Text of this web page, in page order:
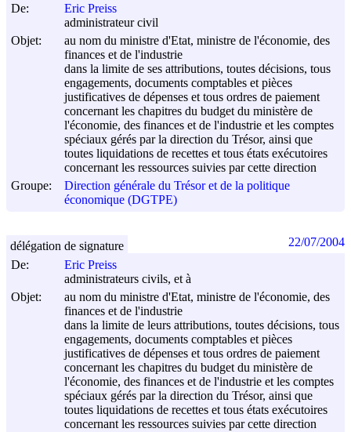
De:
Eric Preiss
administrateur civil
Objet:
au nom du ministre d'Etat, ministre de l'économie, des
finances et de l'industrie
dans la limite de ses attributions, toutes décisions, tous
engagements, documents comptables et pièces
justificatives de dépenses et tous ordres de paiement
concernant les chapitres du budget du ministère de
l'économie, des finances et de l'industrie et les comptes
spéciaux gérés par la direction du Trésor, ainsi que
toutes liquidations de recettes et tous états exécutoires
concernant les ressources suivies par cette direction
Groupe:
Direction générale du Trésor et de la politique
économique (DGTPE)
De:
Eric Preiss
administrateurs civils, et à
Objet:
au nom du ministre d'Etat, ministre de l'économie, des
finances et de l'industrie
dans la limite de leurs attributions, toutes décisions, tous
engagements, documents comptables et pièces
justificatives de dépenses et tous ordres de paiement
concernant les chapitres du budget du ministère de
l'économie, des finances et de l'industrie et les comptes
spéciaux gérés par la direction du Trésor, ainsi que
toutes liquidations de recettes et tous états exécutoires
concernant les ressources suivies par cette direction
délégation de signature 22/07/2004